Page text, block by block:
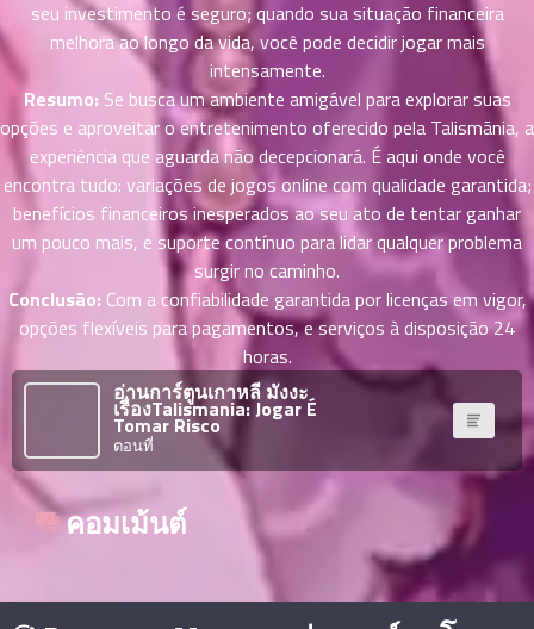
seu investimento é seguro; quando sua situação financeira
melhora ao longo da vida, você pode decidir jogar mais
intensamente.
Resumo: Se busca um ambiente amigável para explorar suas
opções e aproveitar o entretenimento oferecido pela Talismãnia, a
experiência que aguarda não decepcionará. É aqui onde você
encontra tudo: variações de jogos online com qualidade garantida;
benefícios financeiros inesperados ao seu ato de tentar ganhar
um pouco mais, e suporte contínuo para lidar qualquer problema
surgir no caminho.
Conclusão: Com a confiabilidade garantida por licenças em vigor,
opções flexíveis para pagamentos, e serviços à disposição 24
horas.
อ่านการ์ตูนเกาหลี มังงะ
เรื่องTalismania: Jogar É
Tomar Risco
ตอนที่
คอมเม้นต์
ตอน
ที่
36
ตอน
ที่
ม
37
ที่
ตอน
39
ตอน